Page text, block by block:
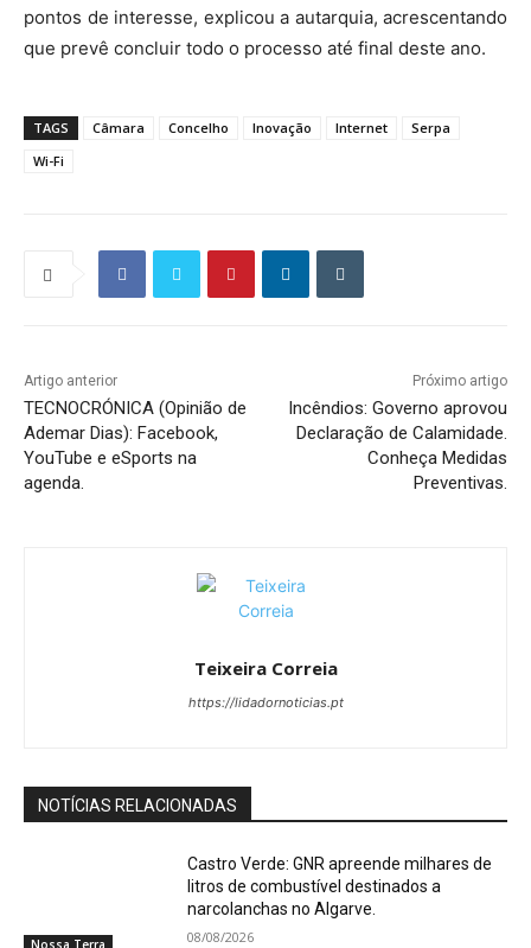
pontos de interesse, explicou a autarquia, acrescentando
que prevê concluir todo o processo até final deste ano.
TAGS Câmara Concelho Inovação Internet
Serpa
Wi-Fi
Artigo anterior
TECNOCRÓNICA (Opinião de
Ademar Dias): Facebook,
YouTube e eSports na
agenda.
Próximo artigo
Incêndios: Governo aprovou
Declaração de Calamidade.
Conheça Medidas
Preventivas.
Teixeira Correia
https://lidadornoticias.pt
NOTÍCIAS RELACIONADAS
Nossa Terra
Castro Verde: GNR apreende milhares de
litros de combustível destinados a
narcolanchas no Algarve.
08/08/2026